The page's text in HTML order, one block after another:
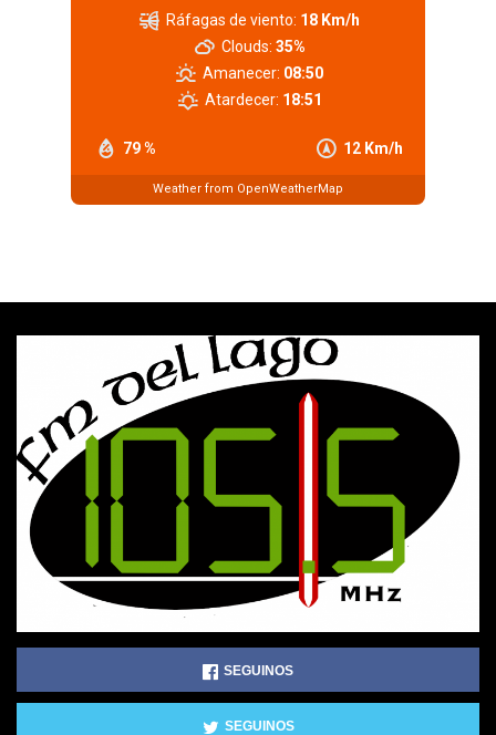
79 % 12 Km/h
Ráfagas de viento: 18 Km/h
Clouds: 35%
Amanecer: 08:50
Atardecer: 18:51
Weather from OpenWeatherMap
SEGUINOS
SEGUINOS